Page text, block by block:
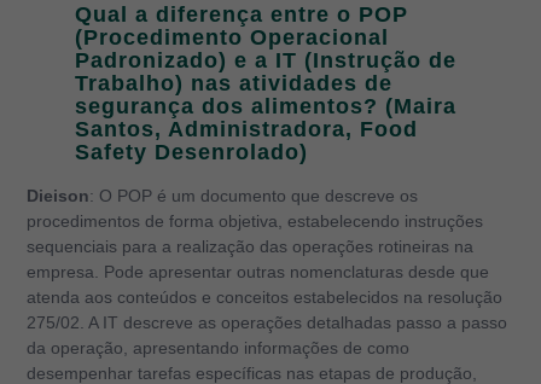
Qual a diferença entre o POP
(Procedimento Operacional
Padronizado) e a IT (Instrução de
Trabalho) nas atividades de
segurança dos alimentos? (Maira
Santos, Administradora, Food
Safety Desenrolado)
Dieison: O POP é um documento que descreve os
procedimentos de forma objetiva, estabelecendo instruções
sequenciais para a realização das operações rotineiras na
empresa. Pode apresentar outras nomenclaturas desde que
atenda aos conteúdos e conceitos estabelecidos na resolução
275/02. A IT descreve as operações detalhadas passo a passo
da operação, apresentando informações de como
desempenhar tarefas específicas nas etapas de produção,